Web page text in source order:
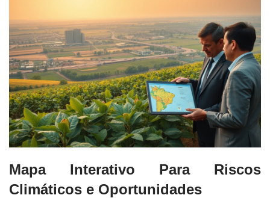
Mapa Interativo Para Riscos
Climáticos e Oportunidades